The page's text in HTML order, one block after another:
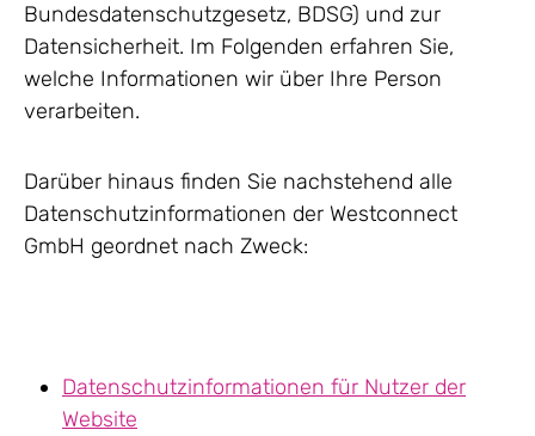
Bundesdatenschutzgesetz, BDSG) und zur
Datensicherheit. Im Folgenden erfahren Sie,
welche Informationen wir über Ihre Person
verarbeiten.
Darüber hinaus finden Sie nachstehend alle
Datenschutzinformationen der Westconnect
GmbH geordnet nach Zweck:
Datenschutzinformationen für Nutzer der
Website